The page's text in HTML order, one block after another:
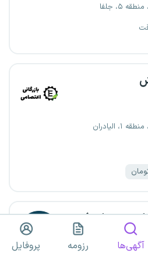
۵، جلفا
الیادران
و معماری)
سرزمین نقش
آگهی‌ها رزومه پروفایل